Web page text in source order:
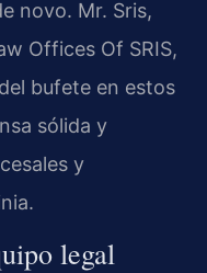
novo. Mr. Sris,
Offices Of SRIS,
bufete en estos
sólida y
y
legal